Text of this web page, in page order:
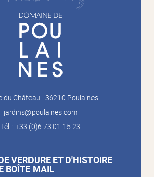
du Château - 36210 Poulaines
jardins@poulaines.com
Tél. : +33 (0)6 73 01 15 23
VERDURE ET D'HISTOIRE
BOÎTE MAIL